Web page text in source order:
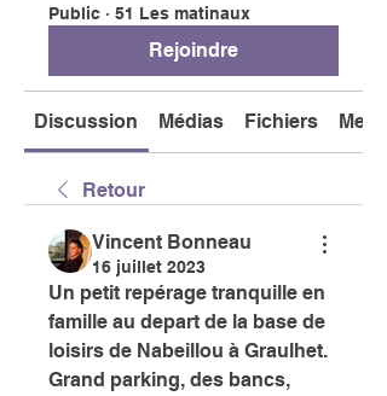
Public · 51 Les matinaux
Rejoindre
Discussion Médias Fichiers
Retour
Vincent Bonneau
16 juillet 2023
Un petit repérage tranquille en
famille au depart de la base de
loisirs de Nabeillou à Graulhet.
Grand parking, des bancs,